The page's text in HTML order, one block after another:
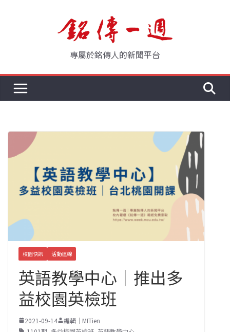
專屬於銘傳人的新聞平台
校園快訊 活動連線
英語教學中心｜推出多
益校園英檢班
2021-09-14
編輯｜MITien